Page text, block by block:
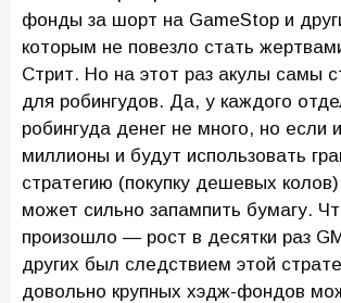
фонды за шорт на GameStop и
которым не повезло стать
Стрит. Но на этот раз акулы самы
для робингудов. Да, у каждого
робингуда денег не много, но если
миллионы и будут использовать
стратегию (покупку дешевых
может сильно запампить бумагу.
произошло — рост в десятки раз
других был следствием этой
довольно крупных хэдж-фондов